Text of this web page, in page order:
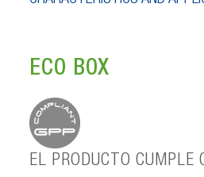
ECO BOX
EL PRODUCTO CUMPLE